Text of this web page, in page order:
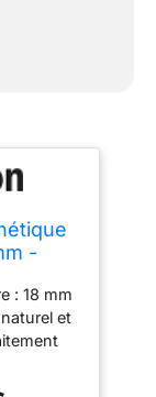
-
: 18 mm
et